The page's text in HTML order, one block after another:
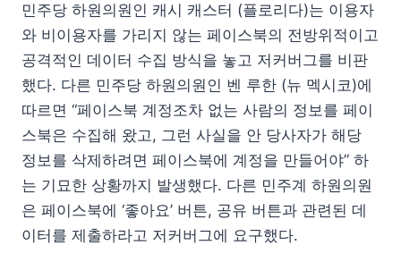
민주당 하원의원인 캐시 캐스터 (플로리다)는 이용자
와 비이용자를 가리지 않는 페이스북의 전방위적이고
공격적인 데이터 수집 방식을 놓고 저커버그를 비판
했다. 다른 민주당 하원의원인 벤 루한 (뉴 멕시코)에
따르면 “페이스북 계정조차 없는 사람의 정보를 페이
스북은 수집해 왔고, 그런 사실을 안 당사자가 해당
정보를 삭제하려면 페이스북에 계정을 만들어야” 하
는 기묘한 상황까지 발생했다. 다른 민주계 하원의원
은 페이스북에 ‘좋아요’ 버튼, 공유 버튼과 관련된 데
이터를 제출하라고 저커버그에 요구했다.